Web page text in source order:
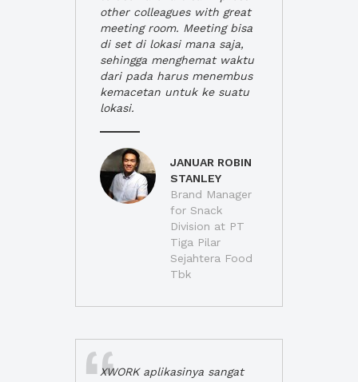
other colleagues with great
meeting room. Meeting bisa
di set di lokasi mana saja,
sehingga menghemat waktu
dari pada harus menembus
kemacetan untuk ke suatu
lokasi.
JANUAR ROBIN
STANLEY
Brand Manager
for Snack
Division at PT
Tiga Pilar
Sejahtera Food
Tbk
XWORK aplikasinya sangat